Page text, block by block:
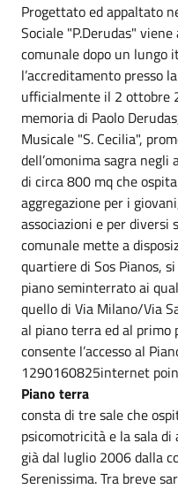
Progettato ed appaltato
Sociale "P.Derudas"
comunale dopo un lungo
l’accreditamento presso
ufficialmente il 2 ottobre
memoria di Paolo
Musicale "S. Cecilia",
dell’omonima sagra
di circa 800 mq che
aggregazione per i
associazioni e per diversi
comunale mette a
quartiere di Sos Pianos,
piano seminterrato ai
quello di Via Milano/Via
al piano terra ed al primo
consente l’accesso al
1290160825internet
Piano terra
consta di tre sale che
psicomotricità e la sala
già dal luglio 2006 dalla
Serenissima. Tra breve